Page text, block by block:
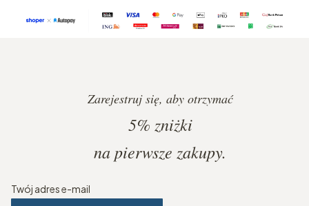
Zarejestruj się, aby otrzymać
5% zniżki
na pierwsze zakupy.
Twój adres e-mail